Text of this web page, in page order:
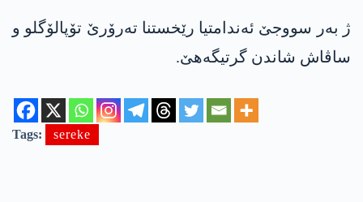
ژ بەر سووجێ ئەندامتیا رێخستنا تەرۆرێ تۆپالۆگلو و
ساڤاش شاندن گرتیگەهێ.
Tags: sereke